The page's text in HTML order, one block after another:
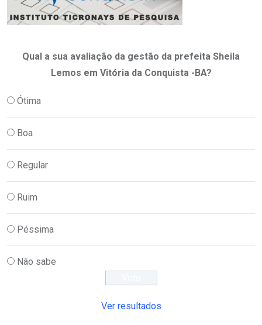
Qual a sua avaliação da gestão da prefeita Sheila
Lemos em Vitória da Conquista -BA?
Ótima
Boa
Regular
Ruim
Péssima
Não sabe
Ver resultados